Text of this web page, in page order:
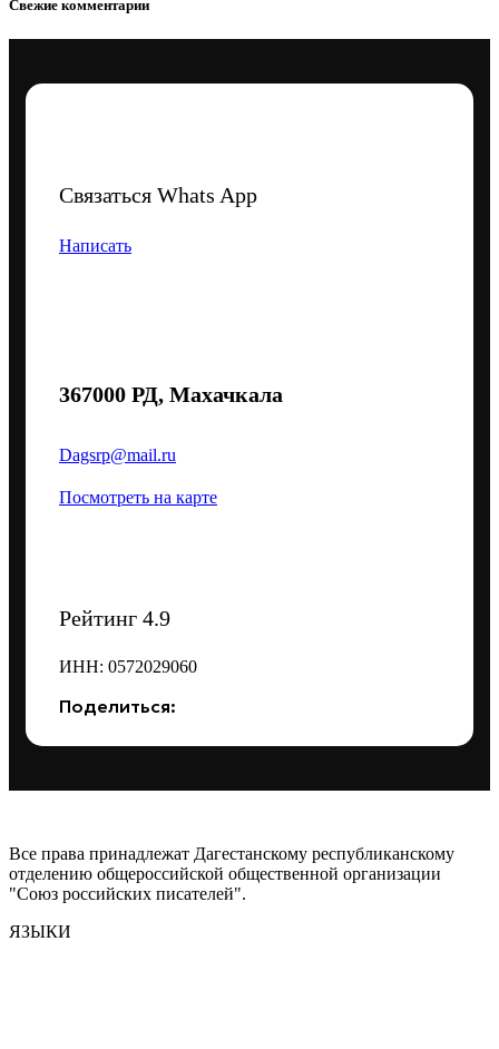
Свежие комментарии
Связаться Whats App
Написать
367000 РД, Махачкала
Dagsrp@mail.ru
Посмотреть на карте
Рейтинг 4.9
ИНН: 0572029060
Поделиться:
Все права принадлежат Дагестанскому республиканскому
отделению общероссийской общественной организации
"Союз российских писателей".
ЯЗЫКИ